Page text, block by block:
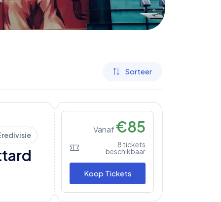
Sorteer
Vanaf€85
8 tickets
beschikbaar
Koop Tickets